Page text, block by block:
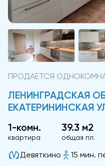
ПРОДАЕТСЯ
ЛЕНИНГРАДСКАЯ
ЕКАТЕРИНИНСКАЯ
1-комн.
квартира
39.3 м2
общая пл.
Девяткино 15 мин.